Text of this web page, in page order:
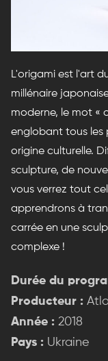
L'origami est l'art
millénaire
moderne, le mot «
englobant tous les
origine culturelle.
sculpture, de
vous verrez tout
apprendrons à
carrée en une
complexe !
Durée du
Producteur :
Année : 2018
Pays : Ukraine